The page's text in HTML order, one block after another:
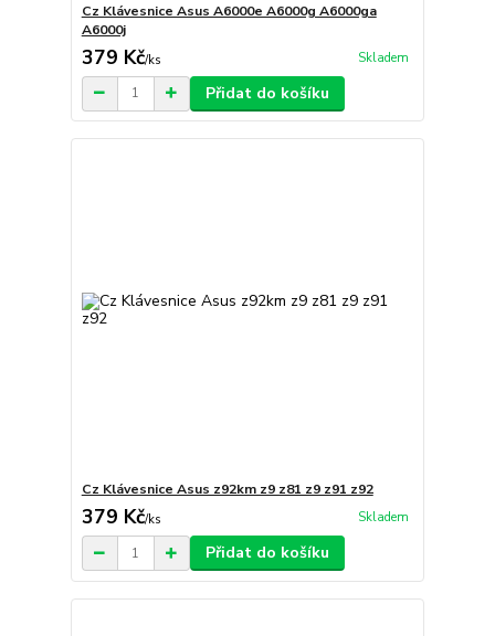
Cz Klávesnice Asus A6000e A6000g A6000ga
A6000j
379 Kč/ks Skladem
Přidat do košíku
Cz Klávesnice Asus z92km z9 z81 z9 z91 z92
379 Kč/ks Skladem
Přidat do košíku